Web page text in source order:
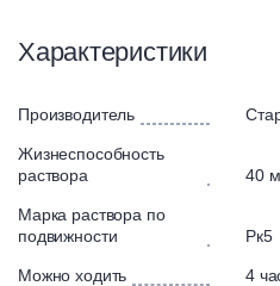
гладкая ровная
быстрый набор
низкий расход
высокая прочность
Характеристики
Производитель
Жизнеспособность
раствора
40
Марка раствора по
подвижности
Рк5
Можно ходить 4